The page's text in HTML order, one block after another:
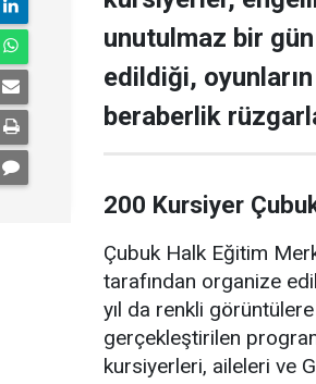
unutulmaz bir
edildiği,
beraberlik
200 Kursiyer
Çubuk Halk Eğitim
tarafından organize
yıl da renkli
gerçekleştirilen
kursiyerleri, aileleri ve